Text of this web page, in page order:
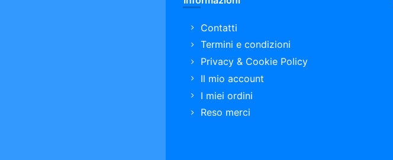
Contatti
Termini e condizioni
Privacy & Cookie Policy
Il mio account
I miei ordini
Reso merci